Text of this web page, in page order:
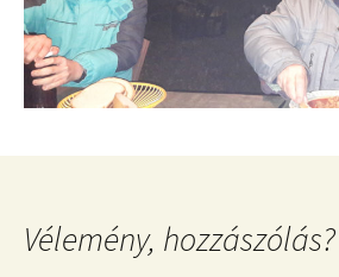
Vélemény, hozzászólás?